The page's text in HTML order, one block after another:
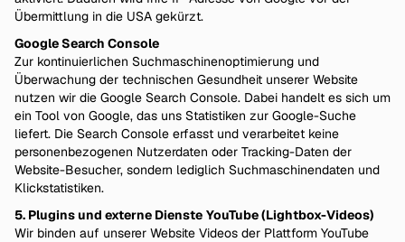
Übermittlung in die USA gekürzt.
Google Search Console
Zur kontinuierlichen Suchmaschinenoptimierung und
Überwachung der technischen Gesundheit unserer Website
nutzen wir die Google Search Console. Dabei handelt es sich um
ein Tool von Google, das uns Statistiken zur Google-Suche
liefert. Die Search Console erfasst und verarbeitet keine
personenbezogenen Nutzerdaten oder Tracking-Daten der
Website-Besucher, sondern lediglich Suchmaschinendaten und
Klickstatistiken.
5. Plugins und externe Dienste YouTube (Lightbox-Videos)
Wir binden auf unserer Website Videos der Plattform YouTube